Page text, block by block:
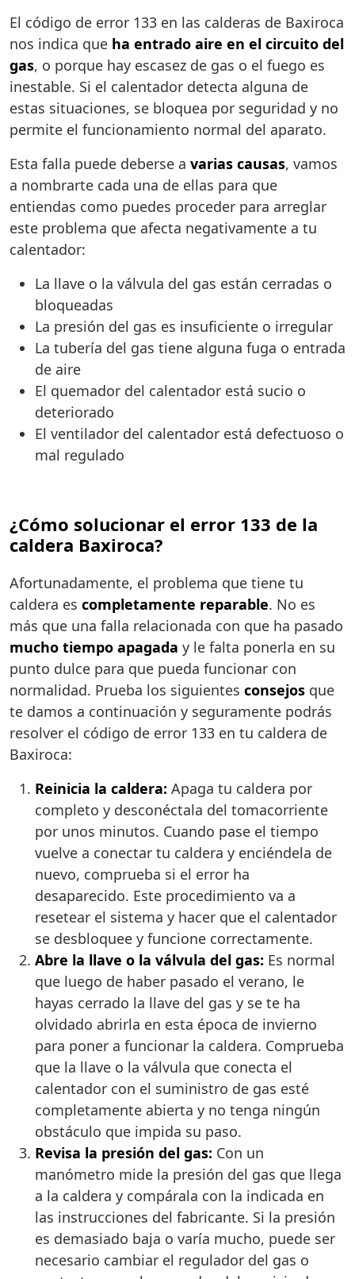
El código de error 133 en las calderas de Baxiroca
nos indica que ha entrado aire en el circuito del
gas, o porque hay escasez de gas o el fuego es
inestable. Si el calentador detecta alguna de
estas situaciones, se bloquea por seguridad y no
permite el funcionamiento normal del aparato.
Esta falla puede deberse a varias causas, vamos
a nombrarte cada una de ellas para que
entiendas como puedes proceder para arreglar
este problema que afecta negativamente a tu
calentador:
La llave o la válvula del gas están cerradas o
bloqueadas
La presión del gas es insuficiente o irregular
La tubería del gas tiene alguna fuga o entrada
de aire
El quemador del calentador está sucio o
deteriorado
El ventilador del calentador está defectuoso o
mal regulado
¿Cómo solucionar el error 133 de la
caldera Baxiroca?
Afortunadamente, el problema que tiene tu
caldera es completamente reparable. No es
más que una falla relacionada con que ha pasado
mucho tiempo apagada y le falta ponerla en su
punto dulce para que pueda funcionar con
normalidad. Prueba los siguientes consejos que
te damos a continuación y seguramente podrás
resolver el código de error 133 en tu caldera de
Baxiroca:
Reinicia la caldera: Apaga tu caldera por
completo y desconéctala del tomacorriente
por unos minutos. Cuando pase el tiempo
vuelve a conectar tu caldera y enciéndela de
nuevo, comprueba si el error ha
desaparecido. Este procedimiento va a
resetear el sistema y hacer que el calentador
se desbloquee y funcione correctamente.
Abre la llave o la válvula del gas: Es normal
que luego de haber pasado el verano, le
hayas cerrado la llave del gas y se te ha
olvidado abrirla en esta época de invierno
para poner a funcionar la caldera. Comprueba
que la llave o la válvula que conecta el
calentador con el suministro de gas esté
completamente abierta y no tenga ningún
obstáculo que impida su paso.
Revisa la presión del gas: Con un
manómetro mide la presión del gas que llega
a la caldera y compárala con la indicada en
las instrucciones del fabricante. Si la presión
es demasiado baja o varía mucho, puede ser
necesario cambiar el regulador del gas o